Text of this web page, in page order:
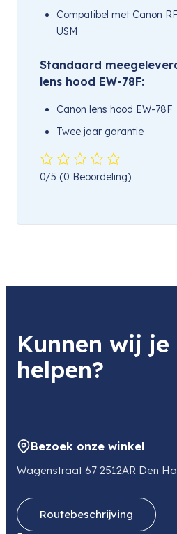
Compatibel met Canon
USM
Standaard
lens hood EW-78F:
Canon lens hood EW-78F
Twee jaar garantie
0/5 (0 Beoordeling)
Kunnen wij
helpen?
Bezoek onze winkel
Wagenstraat 67 2512AR Den
Routebeschrijving